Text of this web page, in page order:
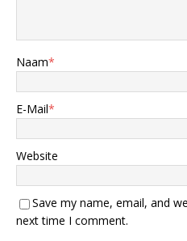
Naam*
E-Mail*
Website
Save my name, email, and
next time I comment.